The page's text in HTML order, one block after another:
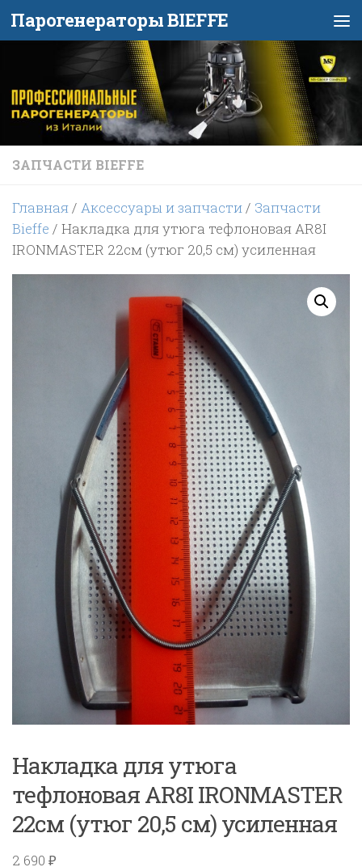
Перейти к содержимому
Парогенераторы BIEFFE
ЗАПЧАСТИ BIEFFE
Главная/ Аксессуары и запчасти/ Запчасти
Bieffe / Накладка для утюга тефлоновая AR8I
IRONMASTER 22см (утюг 20,5 см) усиленная
Накладка для утюга
тефлоновая AR8I IRONMASTER
22см (утюг 20,5 см) усиленная
2 690 ₽